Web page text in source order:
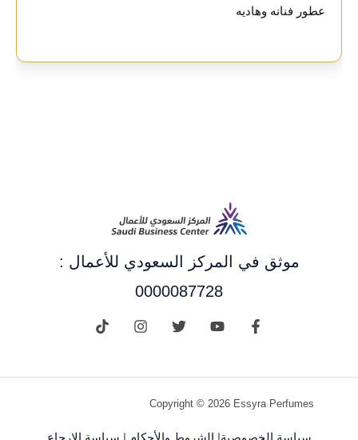
عطور فنانه وهاديه
موثق في المركز السعودي للأعمال :
0000087728
Copyright © 2026 Essyra Perfumes